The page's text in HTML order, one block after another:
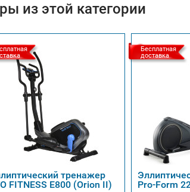
из этой категории
тренажер
FITNESS E800 (Orion II)
Бесплатная
доставка
Pro-Form